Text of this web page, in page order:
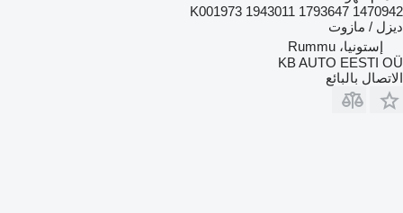
K001973 1943011 1793647 1470942
ديزل / مازوت
إستونيا، Rummu
KB AUTO EESTI OÜ
الاتصال بالبائع